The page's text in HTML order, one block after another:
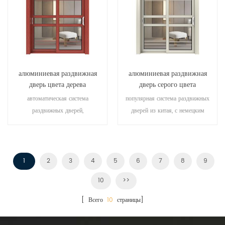
алюминиевая раздвижная
дверь цвета дерева
автоматическая система
раздвижных дверей,
алюминиевая раздвижная
дверь серого цвета
популярная система раздвижных
дверей из китая, с немецким
1 2 3 4 5 6 7 8 9
10 >>
[ Всего 10 страницы]